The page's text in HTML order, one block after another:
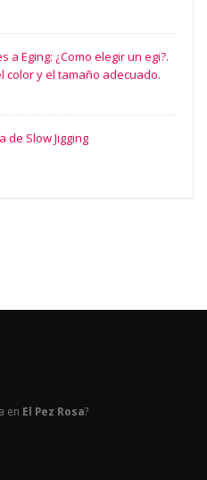
a Eging: ¿Como elegir un egi?.
color y el tamaño adecuado.
de Slow Jigging
en El Pez Rosa?